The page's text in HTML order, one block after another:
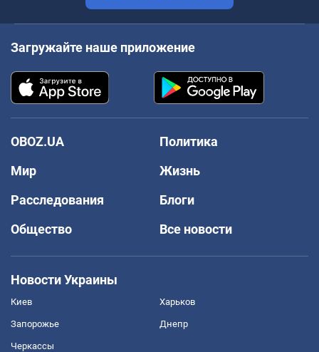
Загружайте наше приложение
OBOZ.UA
Политика
Мир
Жизнь
Расследования
Блоги
Общество
Все новости
Новости Украины
Киев Харьков
Запорожье Днепр
Черкассы